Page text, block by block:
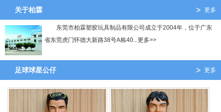
更多
关于柏霖
东莞市柏霖塑胶玩具制品有限公司成立于2004年，位于广东
省东莞虎门怀德大新路38号A栋40...更多>>
更多
足球球星公仔